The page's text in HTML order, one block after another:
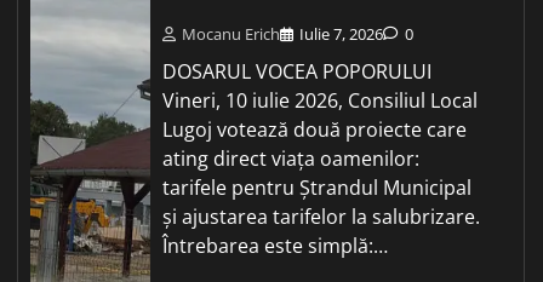
Mocanu Erich Iulie 7, 2026 0
DOSARUL VOCEA POPORULUI
Vineri, 10 iulie 2026, Consiliul Local
Lugoj votează două proiecte care
ating direct viața oamenilor:
tarifele pentru Ștrandul Municipal
și ajustarea tarifelor la salubrizare.
Întrebarea este simplă:…